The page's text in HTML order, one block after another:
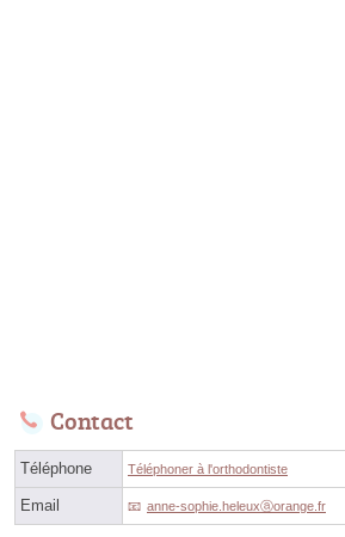
Contact
Téléphone Téléphoner à l'orthodontiste
Email anne-sophie.heleuxⓐorange.fr